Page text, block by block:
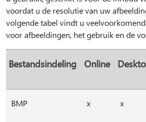
voordat u de resolutie van uw
volgende tabel vindt u
voor afbeeldingen, het gebruik en de
Bestandsindeling Online
BMP x x